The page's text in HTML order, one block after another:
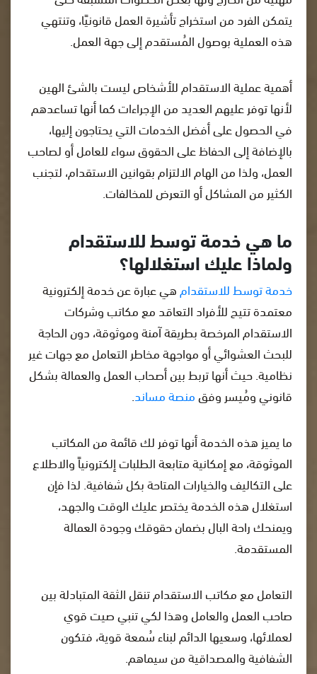
يتمكن الفرد من استخراج تأشيرة العمل قانونيًا، وتنتهي
هذه العملية بوصول المُستقدم إلى جهة العمل.
أهمية عملية الاستقدام للأشخاص ليست بالشئ الهين
لأنها توفر عليهم العديد من الإجراءات كما أنها تساعدهم
في الحصول على أفضل الخدمات التي يحتاجون إليها،
بالإضافة إلى الحفاظ على الحقوق سواء للعامل أو لصاحب
العمل، ولذا من الهام الالتزام بقوانين الاستقدام، لتجنب
الكثير من المشاكل أو التعرض للمخالفات.
ما هي خدمة توسط للاستقدام
ولماذا عليك استغلالها؟
خدمة توسط للاستقدامهي عبارة عن خدمة إلكترونية
معتمدة تتيح للأفراد التعاقد مع مكاتب وشركات
الاستقدام المرخصة بطريقة آمنة وموثوقة، دون الحاجة
للبحث العشوائي أو مواجهة مخاطر التعامل مع جهات غير
نظامية. حيث أنها تربط بين أصحاب العمل والعمالة بشكل
قانوني ومُيسر وفقمنصة مساند.
ما يميز هذه الخدمة أنها توفر لك قائمة من المكاتب
الموثوقة، مع إمكانية متابعة الطلبات إلكترونياً والاطلاع
على التكاليف والخيارات المتاحة بكل شفافية. لذا فإن
استغلال هذه الخدمة يختصر عليك الوقت والجهد،
ويمنحك راحة البال بضمان حقوقك وجودة العمالة
المستقدمة.
التعامل مع مكاتب الاستقدام تنقل الثقة المتبادلة بين
صاحب العمل والعامل وهذا لكي تنبي صيت قوي
لعملائها، وسعيها الدائم لبناء سُمعة قوية، فتكون
الشفافية والمصداقية من سيماهم.